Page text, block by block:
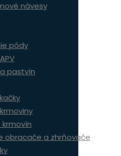
návesy
pôdy
pastvín
obracače a zhrňovače